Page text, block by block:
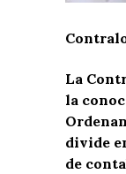
La
la
divide
de